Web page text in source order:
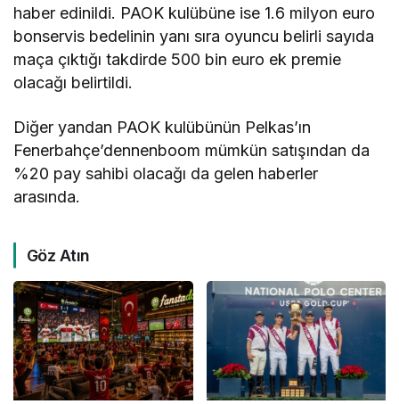
haber edinildi. PAOK kulübüne ise 1.6 milyon euro
bonservis bedelinin yanı sıra oyuncu belirli sayıda
maça çıktığı takdirde 500 bin euro ek premie
olacağı belirtildi.
Diğer yandan PAOK kulübünün Pelkas’ın
Fenerbahçe’dennenboom mümkün satışından da
%20 pay sahibi olacağı da gelen haberler
arasında.
Göz Atın